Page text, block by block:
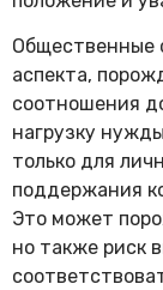
Общественные
аспекта,
соотношения
нагрузку
только для
поддержания
Это может
но также риск